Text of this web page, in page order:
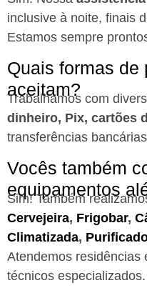
inclusive à noite, finais
Estamos sempre
Quais formas de
aceitam?
Trabalhamos com
dinheiro, Pix, cartões
transferências
Vocês também
equipamentos
Sim! Também
Cervejeira, Frigobar,
Climatizada,
Atendemos residências
técnicos especializados.